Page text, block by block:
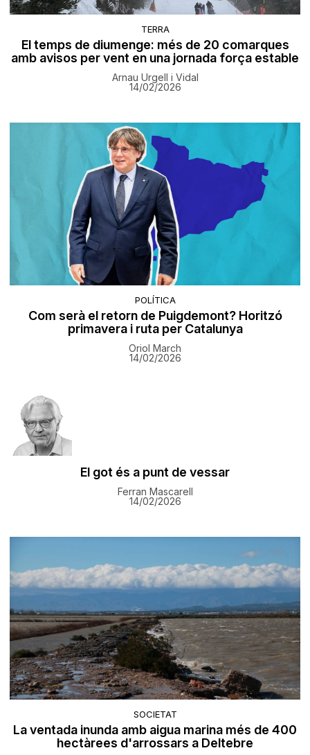
TERRA
El temps de diumenge: més de 20 comarques
amb avisos per vent en una jornada força estable
Arnau Urgell i Vidal
14/02/2026
POLÍTICA
Com serà el retorn de Puigdemont? Horitzó
primavera i ruta per Catalunya
Oriol March
14/02/2026
El got és a punt de vessar
Ferran Mascarell
14/02/2026
SOCIETAT
La ventada inunda amb aigua marina més de 400
hectàrees d'arrossars a Deltebre